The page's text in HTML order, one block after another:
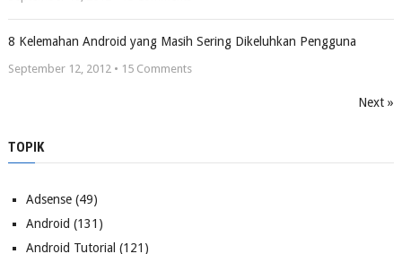
8 Kelemahan Android yang Masih Sering Dikeluhkan Pengguna
September 12, 2012 • 15Comments
Next »
TOPIK
Adsense(49)
Android (131)
Android Tutorial (121)